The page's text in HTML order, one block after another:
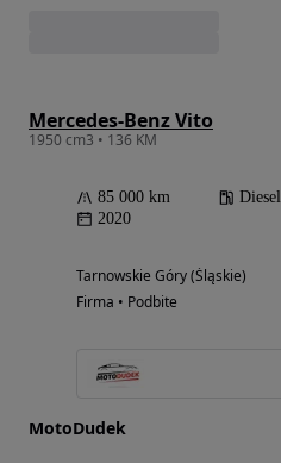
Mercedes-Benz Vito
1950 cm3 • 136 KM
85 000 km Diesel
2020
Tarnowskie Góry (Śląskie)
Firma • Podbite
MotoDudek